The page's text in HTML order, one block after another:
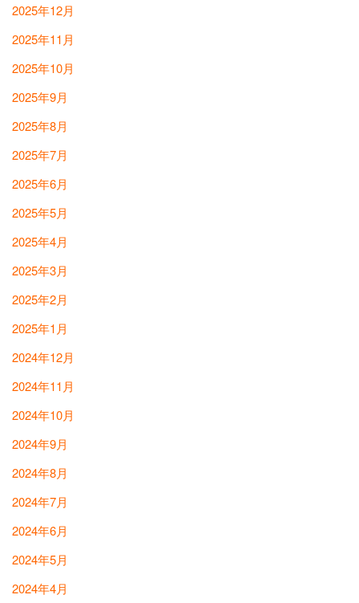
2025年12月
2025年11月
2025年10月
2025年9月
2025年8月
2025年7月
2025年6月
2025年5月
2025年4月
2025年3月
2025年2月
2025年1月
2024年12月
2024年11月
2024年10月
2024年9月
2024年8月
2024年7月
2024年6月
2024年5月
2024年4月